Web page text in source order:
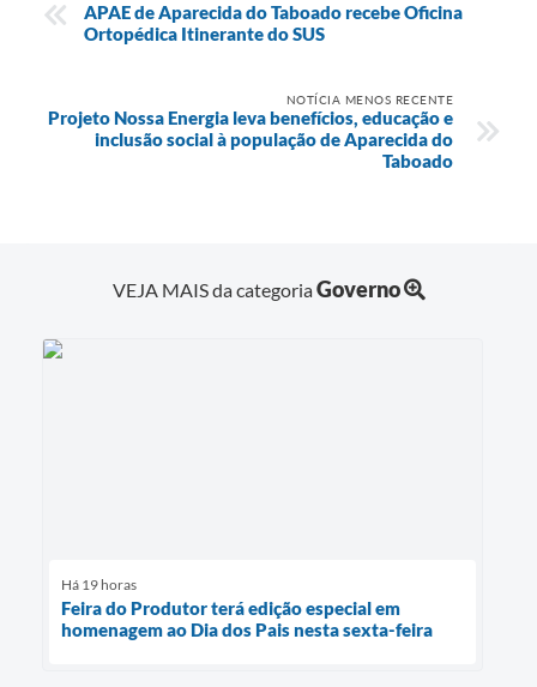
APAE de Aparecida do Taboado recebe Oficina
Ortopédica Itinerante do SUS
NOTÍCIA MENOS RECENTE
Projeto Nossa Energia leva benefícios, educação e
inclusão social à população de Aparecida do
Taboado
VEJA MAIS da categoriaGoverno
Há 19 horas
Feira do Produtor terá edição especial em
homenagem ao Dia dos Pais nesta sexta-feira